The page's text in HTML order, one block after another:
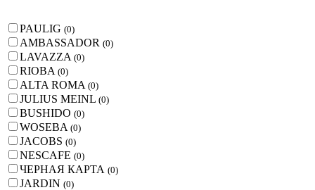
PAULIG (0)
AMBASSADOR (0)
LAVAZZA (0)
RIOBA (0)
ALTA ROMA (0)
JULIUS MEINL (0)
BUSHIDO (0)
WOSEBA (0)
JACOBS (0)
NESCAFE (0)
ЧЕРНАЯ КАРТА (0)
JARDIN (0)